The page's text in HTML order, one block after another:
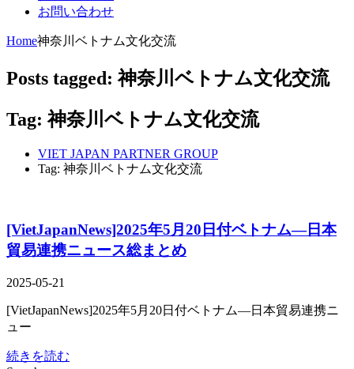
お問い合わせ
Home神奈川ベトナム文化交流
Posts tagged: 神奈川ベトナム文化交流
Tag: 神奈川ベトナム文化交流
VIET JAPAN PARTNER GROUP
Tag: 神奈川ベトナム文化交流
[VietJapanNews]2025年5月20日付ベトナム―日本
貿易連携ニュース総まとめ
2025-05-21
[VietJapanNews]2025年5月20日付ベトナム―日本貿易連携ニ
ュー
続きを読む